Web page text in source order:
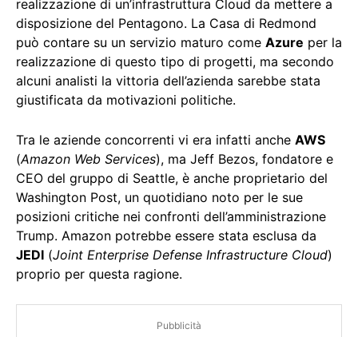
realizzazione di un’infrastruttura Cloud da mettere a
disposizione del Pentagono. La Casa di Redmond
può contare su un servizio maturo come Azure per la
realizzazione di questo tipo di progetti, ma secondo
alcuni analisti la vittoria dell’azienda sarebbe stata
giustificata da motivazioni politiche.
Tra le aziende concorrenti vi era infatti anche AWS
(Amazon Web Services), ma Jeff Bezos, fondatore e
CEO del gruppo di Seattle, è anche proprietario del
Washington Post, un quotidiano noto per le sue
posizioni critiche nei confronti dell’amministrazione
Trump. Amazon potrebbe essere stata esclusa da
JEDI (Joint Enterprise Defense Infrastructure Cloud)
proprio per questa ragione.
Pubblicità